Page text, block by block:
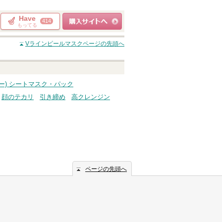
Have
もってる
414
ショッピングサイト
へ
Vラインピールマスクページの先頭へ
) シートマスク・パック
顔のテカリ 引き締め
高クレンジン
ページの先頭へ